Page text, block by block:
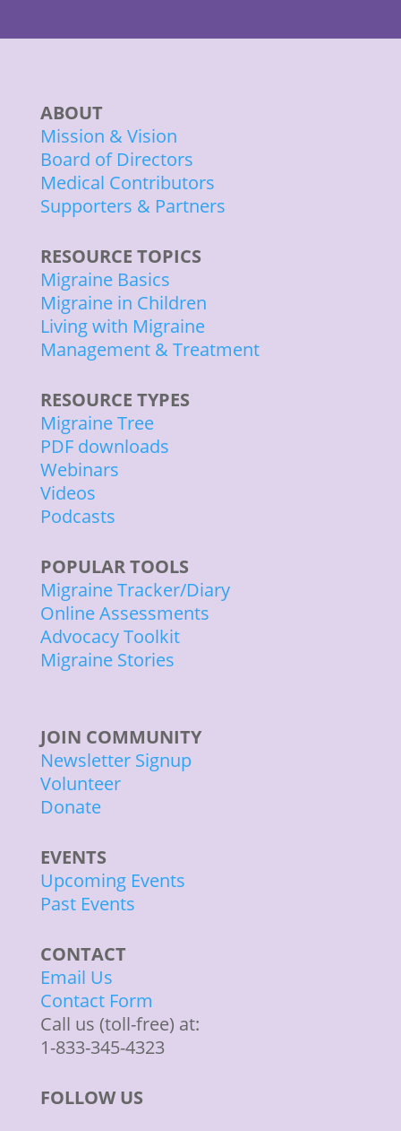
ABOUT
Mission & Vision
Board of Directors
Medical Contributors
Supporters & Partners
RESOURCE TOPICS
Migraine Basics
Migraine in Children
Living with Migraine
Management & Treatment
RESOURCE TYPES
Migraine Tree
PDF downloads
Webinars
Videos
Podcasts
POPULAR TOOLS
Migraine Tracker/Diary
Online Assessments
Advocacy Toolkit
Migraine Stories
JOIN COMMUNITY
Newsletter Signup
Volunteer
Donate
EVENTS
Upcoming Events
Past Events
CONTACT
Email Us
Contact Form
Call us (toll-free) at:
1-833-345-4323
FOLLOW US